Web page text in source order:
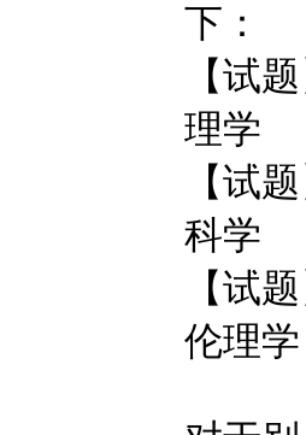
下：
【试
理学
【试
科学
【试
伦理学